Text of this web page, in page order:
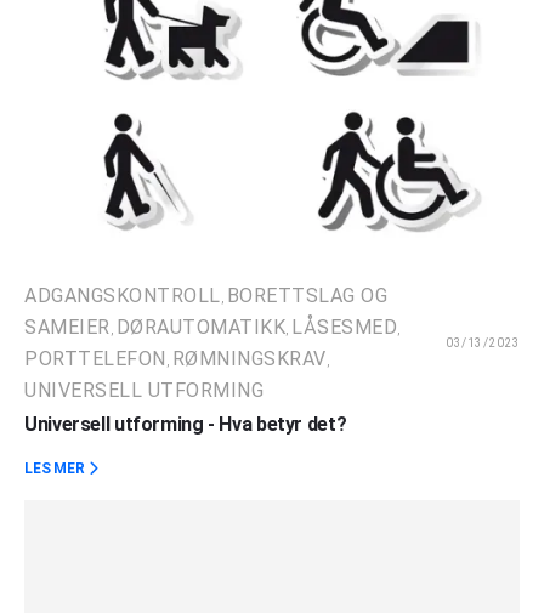
ADGANGSKONTROLL BORETTSLAG OG
SAMEIER DØRAUTOMATIKK LÅSESMED
PORTTELEFON RØMNINGSKRAV
UNIVERSELL UTFORMING
03/13/2023
Universell utforming - Hva betyr det?
LES MER